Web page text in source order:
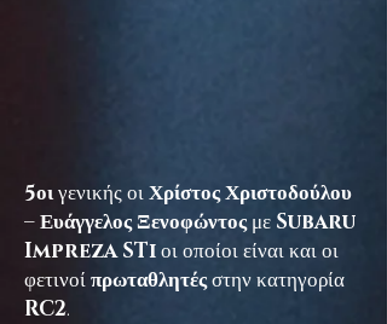
5οιγενικής οιΧρίστος Χριστοδούλου
– Ευάγγελος Ξενοφώντοςμε Subaru
Impreza STiοι οποίοι είναι και οι
φετινοίπρωταθλητέςστην κατηγορία
RC2.